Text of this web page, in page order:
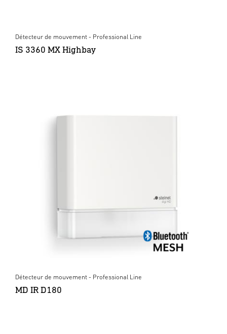
Détecteur de mouvement - Professional Line
IS 3360 MX Highbay
Détecteur de mouvement - Professional Line
MD IR D180